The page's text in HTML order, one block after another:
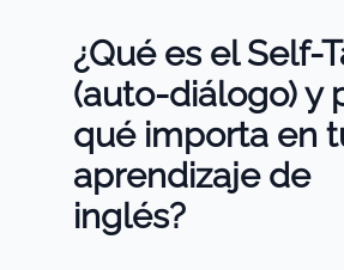
¿Qué es el Self-
(auto-diálogo) y
qué importa en
aprendizaje de
inglés?